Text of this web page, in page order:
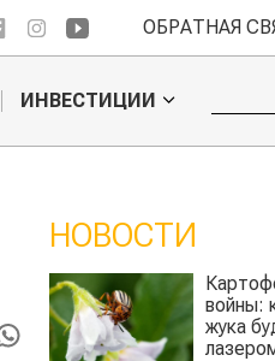
ОБРАТНАЯ
ИНВЕСТИЦИИ
НОВОСТИ
войны:
жука